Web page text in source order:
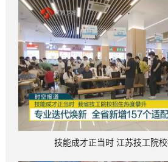
技能成才正当时 江苏技工院